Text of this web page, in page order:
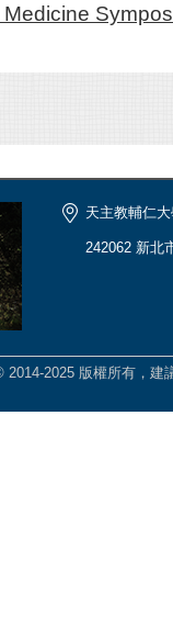
天主教輔仁
242062 新北
2014-2025 版權所有，